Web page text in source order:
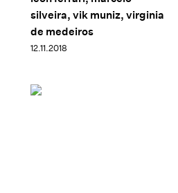
silveira, vik muniz, virginia
de medeiros
12.11.2018